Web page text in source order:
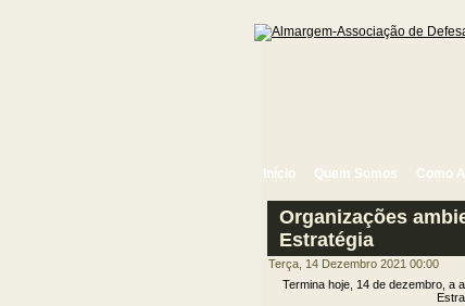
Início Quem Somos Como
Organizações
Estratégia
Terça, 14 Dezembro 2021 00:00
Termina hoje, 14 de dezembro, a